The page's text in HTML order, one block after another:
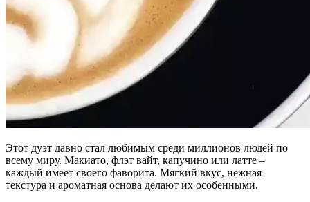
Этот дуэт давно стал любимым среди миллионов людей по
всему миру. Макиато, флэт вайт, капучино или латте –
каждый имеет своего фаворита. Мягкий вкус, нежная
текстура и ароматная основа делают их особенными.